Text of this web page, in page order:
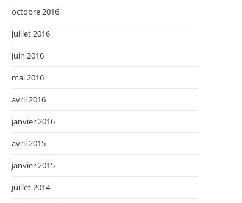
octobre 2016
juillet 2016
juin 2016
mai 2016
avril 2016
janvier 2016
avril 2015
janvier 2015
juillet 2014